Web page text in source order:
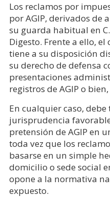
Los reclamos por
por AGIP, derivados de
su guarda habitual en
Digesto. Frente a ello,
tiene a su disposición
su derecho de defensa
presentaciones
registros de AGIP o
En cualquier caso,
jurisprudencia
pretensión de AGIP en
toda vez que los
basarse en un simple
domicilio o sede social
opone a la normativa
expuesto.